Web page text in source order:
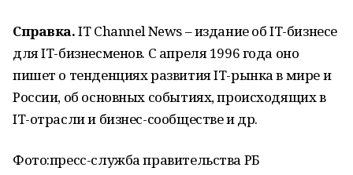
Справка.IT Channel News – издание об IT-бизнесе
для IT-бизнесменов. С апреля 1996 года оно
пишет о тенденциях развития IT-рынка в мире и
России, об основных событиях, происходящих в
IT-отрасли и бизнес-сообществе и др.
Фото:пресс-служба правительства РБ